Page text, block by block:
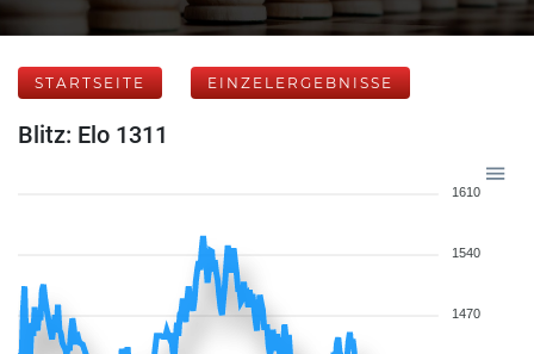
STARTSEITE EINZELERGEBNISSE
Blitz: Elo 1311
1610
1540
1470